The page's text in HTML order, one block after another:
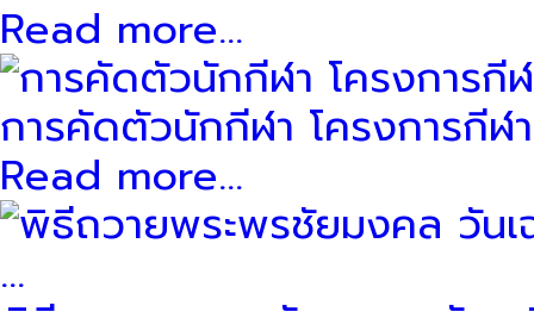
Read more...
การคัดตัวนักกีฬา โครงการกี
Read more...